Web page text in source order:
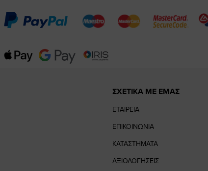
ΣΧΕΤΙΚΑ ΜΕ ΕΜΑΣ
ΕΤΑΙΡΕΙΑ
ΕΠΙΚΟΙΝΩΝΙΑ
ΚΑΤΑΣΤΗΜΑΤΑ
ΑΞΙΟΛΟΓΗΣΕΙΣ